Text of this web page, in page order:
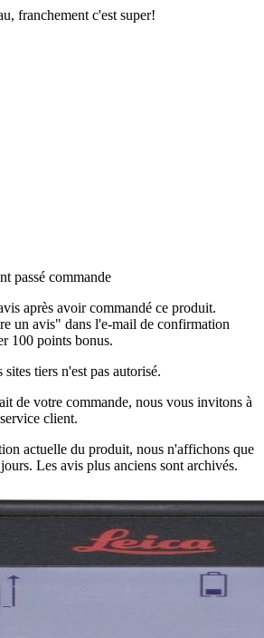
franchement c'est super!
passé commande
après avoir commandé ce produit.
un avis" dans l'e-mail de confirmation
100 points bonus.
tiers n'est pas autorisé.
de votre commande, nous vous invitons à
client.
actuelle du produit, nous n'affichons que
Les avis plus anciens sont archivés.